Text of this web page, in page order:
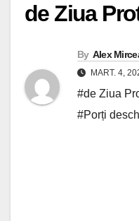
de Ziua
By Alex
MART. 4,
#de Ziua
#Porți